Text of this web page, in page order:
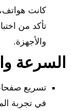
كانت هواتف،
تأكد من
والأجهزة.
السرعة
تسريع
في تجربة